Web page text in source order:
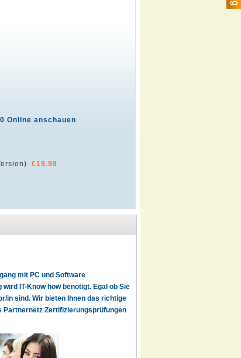
Online anschauen
€19.98
mit PC und Software
IT-Know how benötigt. Egal ob Sie
in sind. Wir bieten Ihnen das richtige
Partnernetz Zertifizierungsprüfungen